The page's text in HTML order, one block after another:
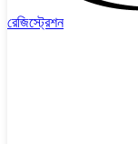
রেজিস্ট্রেশন